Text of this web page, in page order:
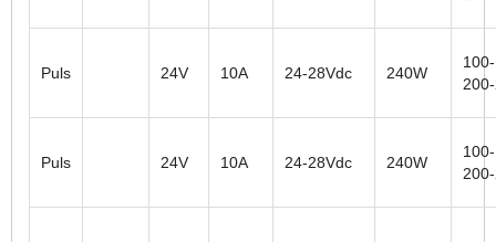
Puls 24V 10A 24-28Vdc 240W
Puls 24V 10A 24-28Vdc 240W